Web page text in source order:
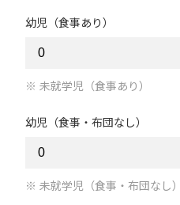
幼児（食事あり）
未就学児（食事あり）
幼児（食事・布団なし）
未就学児（食事・布団なし）